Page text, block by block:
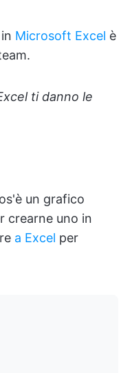
Microsoft Excel è
ti danno le
un grafico
crearne uno in
a Excel per